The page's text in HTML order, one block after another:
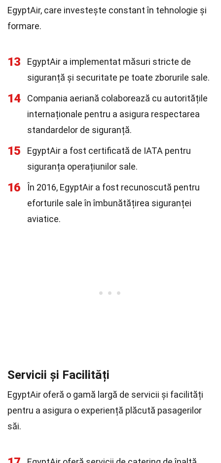
EgyptAir, care investește constant în tehnologie și
formare.
13
EgyptAir a implementat măsuri stricte de
siguranță și securitate pe toate zborurile sale.
14
Compania aeriană colaborează cu autoritățile
internaționale pentru a asigura respectarea
standardelor de siguranță.
15
EgyptAir a fost certificată de IATA pentru
siguranța operațiunilor sale.
16
În 2016, EgyptAir a fost recunoscută pentru
eforturile sale în îmbunătățirea siguranței
aviatice.
Servicii și Facilități
EgyptAir oferă o gamă largă de servicii și facilități
pentru a asigura o experiență plăcută pasagerilor
săi.